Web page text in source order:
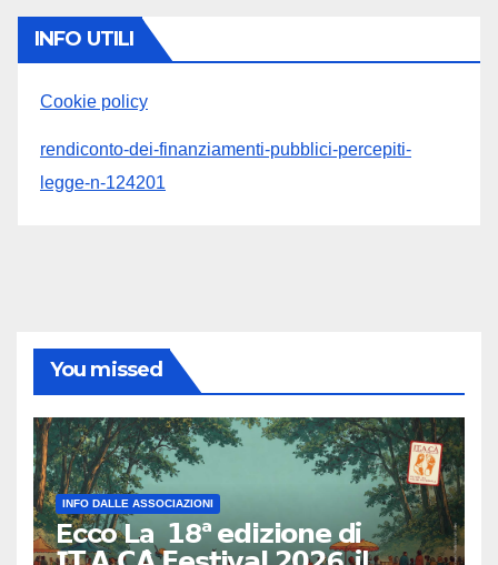
INFO UTILI
Cookie policy
rendiconto-dei-finanziamenti-pubblici-percepiti-
legge-n-124201
You missed
INFO DALLE ASSOCIAZIONI
Ecco La 𝟭8ª 𝗲𝗱𝗶𝘇𝗶𝗼𝗻𝗲 di